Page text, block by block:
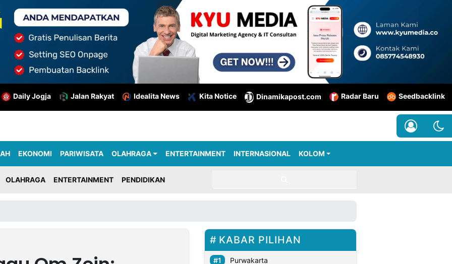
Daily Jogja Jalan Rakyat Idealita News Kita Notice Dinamikapost.com Radar Baru Seedbacklink
EKONOMI PARIWISATA OLAHRAGA ENTERTAINMENT INTERNASIONAL KOLOM
OLAHRAGA ENTERTAINMENT PENDIDIKAN
KABAR PILIHAN
Purwakarta